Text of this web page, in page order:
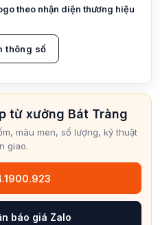
theo nhận diện thương hiệu
thông số
từ xưởng Bát Tràng
màu men, số lượng, kỹ thuật
giao.
báo giá Zalo